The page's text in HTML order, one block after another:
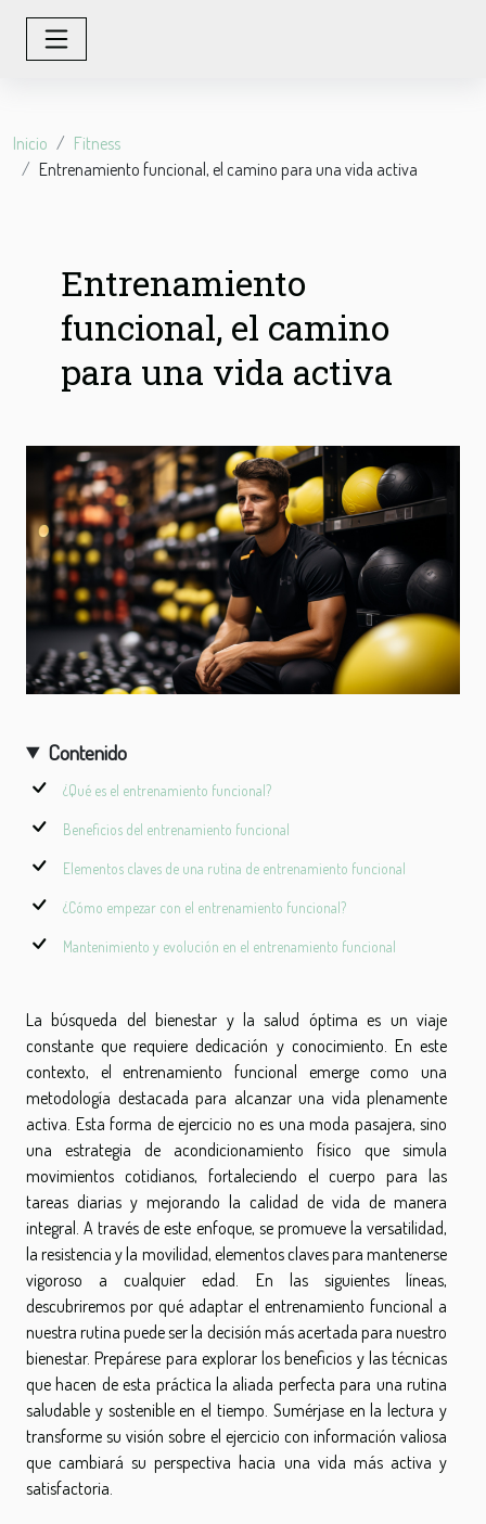
Inicio
Fitness
Entrenamiento funcional, el camino para una vida activa
Entrenamiento
funcional, el camino
para una vida activa
Contenido
¿Qué es el entrenamiento funcional?
Beneficios del entrenamiento funcional
Elementos claves de una rutina de entrenamiento funcional
¿Cómo empezar con el entrenamiento funcional?
Mantenimiento y evolución en el entrenamiento funcional
La búsqueda del bienestar y la salud óptima es un viaje
constante que requiere dedicación y conocimiento. En este
contexto, el entrenamiento funcional emerge como una
metodología destacada para alcanzar una vida plenamente
activa. Esta forma de ejercicio no es una moda pasajera, sino
una estrategia de acondicionamiento físico que simula
movimientos cotidianos, fortaleciendo el cuerpo para las
tareas diarias y mejorando la calidad de vida de manera
integral. A través de este enfoque, se promueve la versatilidad,
la resistencia y la movilidad, elementos claves para mantenerse
vigoroso a cualquier edad. En las siguientes líneas,
descubriremos por qué adaptar el entrenamiento funcional a
nuestra rutina puede ser la decisión más acertada para nuestro
bienestar. Prepárese para explorar los beneficios y las técnicas
que hacen de esta práctica la aliada perfecta para una rutina
saludable y sostenible en el tiempo. Sumérjase en la lectura y
transforme su visión sobre el ejercicio con información valiosa
que cambiará su perspectiva hacia una vida más activa y
satisfactoria.